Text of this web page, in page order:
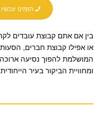
הזמינו עכשיו 055-7228070
בין אם אתם קבוצת עובדים
או אפילו קבוצת חברים,
המושלמת להפוך נסיעה
ומחוויית הביקור בעיר